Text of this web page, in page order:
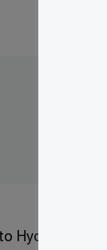
Hydro, mis en